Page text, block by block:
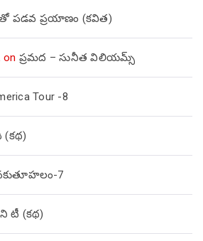
పడవ ప్రయాణం (కవిత)
on ప్రమద – సునీత విలియమ్స్
Tour -8
7
టీ (కథ)